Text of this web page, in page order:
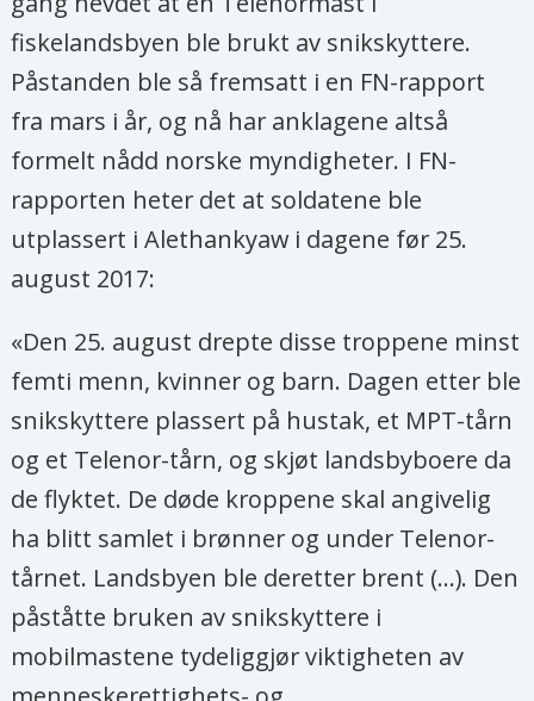
tillegg til rettferdighet. De ansvarlige
for overgrepene er ikke stilt til ansvar.
Flyktningene som nå bor i Bangladesh
vil ikke reise tilbake så lenge militæret
står for sikkerheten og de ikke har
statsborgerrettigheter. Klagebrevet
vitner om en desperat situasjon. Når
ansvar, er det forståelig å
ansvarliggjøre andre aktører, som
regjeringen eller internasjonale
selskaper som Telenor.
Aagre mener utviklingen av telekom i
Myanmar har hatt flere positive enn
negative sider.
- Fordelene for de sivile har vært større
fiskelandsbyen ble brukt av snikskyttere.
Påstanden ble så fremsatt i en FN-rapport
fra mars i år, og nå har anklagene altså
formelt nådd norske myndigheter. I FN-
rapporten heter det at soldatene ble
utplassert i Alethankyaw i dagene før 25.
august 2017:
«Den 25. august drepte disse troppene minst
femti menn, kvinner og barn. Dagen etter ble
snikskyttere plassert på hustak, et MPT-tårn
og et Telenor-tårn, og skjøt landsbyboere da
de flyktet. De døde kroppene skal angivelig
ha blitt samlet i brønner og under Telenor-
tårnet. Landsbyen ble deretter brent (...). Den
påståtte bruken av snikskyttere i
mobilmastene tydeliggjør viktigheten av